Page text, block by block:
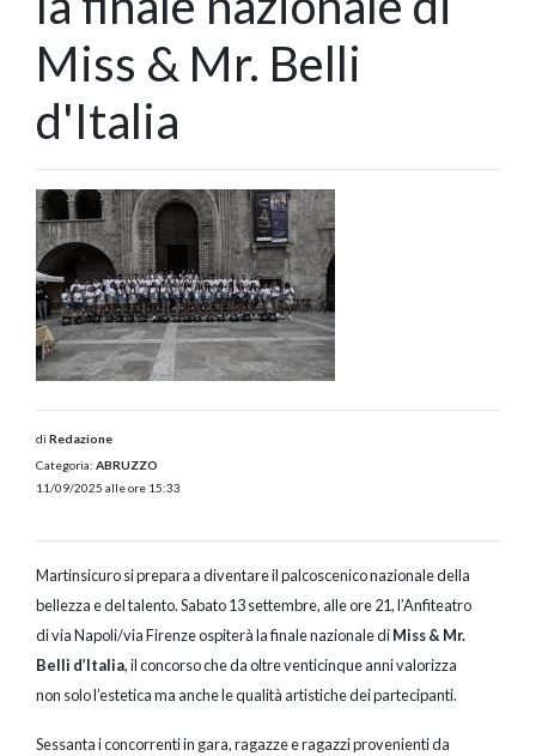
Miss & Mr. Belli
d'Italia
di Redazione
Categoria: ABRUZZO
11/09/2025 alle ore 15:33
Martinsicuro si prepara a diventare il palcoscenico nazionale della
bellezza e del talento. Sabato 13 settembre, alle ore 21, l’Anfiteatro
di via Napoli/via Firenze ospiterà la finale nazionale diMiss & Mr.
Belli d’Italia, il concorso che da oltre venticinque anni valorizza
non solo l’estetica ma anche le qualità artistiche dei partecipanti.
Sessanta i concorrenti in gara, ragazze e ragazzi provenienti da